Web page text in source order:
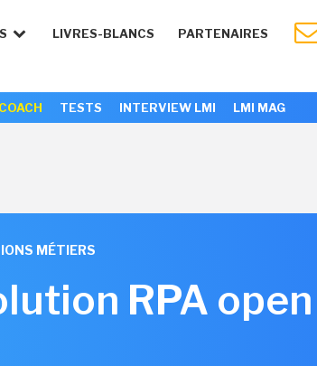
LIVRES-BLANCS PARTENAIRES
TESTS INTERVIEW LMI LMI MAG
MÉTIERS
RPA open